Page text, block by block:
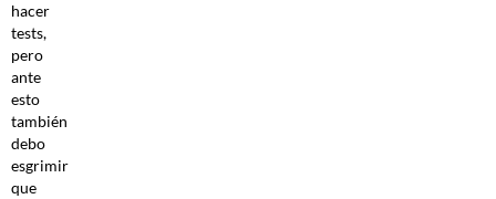
hacer
tests,
pero
ante
esto
también
debo
esgrimir
que